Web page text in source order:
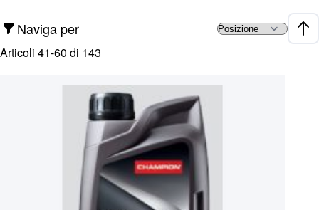
Naviga per
Articoli 41-60 di 143